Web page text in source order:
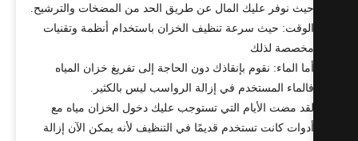
حيث نوفر عليك المال عن طريق الحد من المضخات والترشيح.
الوقت: حيث سرعة تنظيف الخزان باستخدام أنظمة وتقنيات
مخصصة لذلك
أما الماء: نقوم بإنقاذك دون الحاجة إلى تفريغ خزان المياه
فالماء المستخدم في إزالة الرواسب ليس بالكثير.
لقد مضت الأيام التي تستوجب عليك دخول الخزان مياه مع
أدوات كانت تستخدم قديمًا في التنظيف لأنه يمكن الآن إزالة